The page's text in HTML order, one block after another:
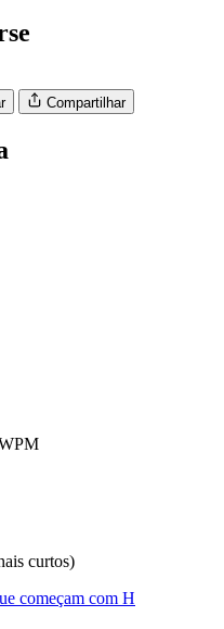
Compartilhar
curtos)
começam com H